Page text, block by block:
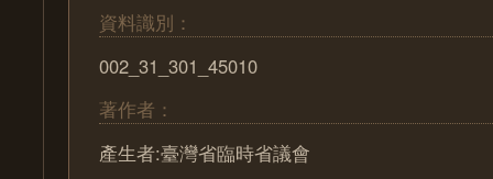
資料識別：
002_31_301_45010
著作者：
產生者:臺灣省臨時省議會